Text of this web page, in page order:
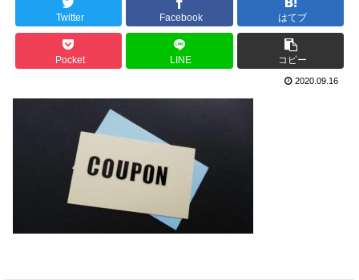
Twitter Facebook はてブ
Pocket LINE コピー
2020.09.16